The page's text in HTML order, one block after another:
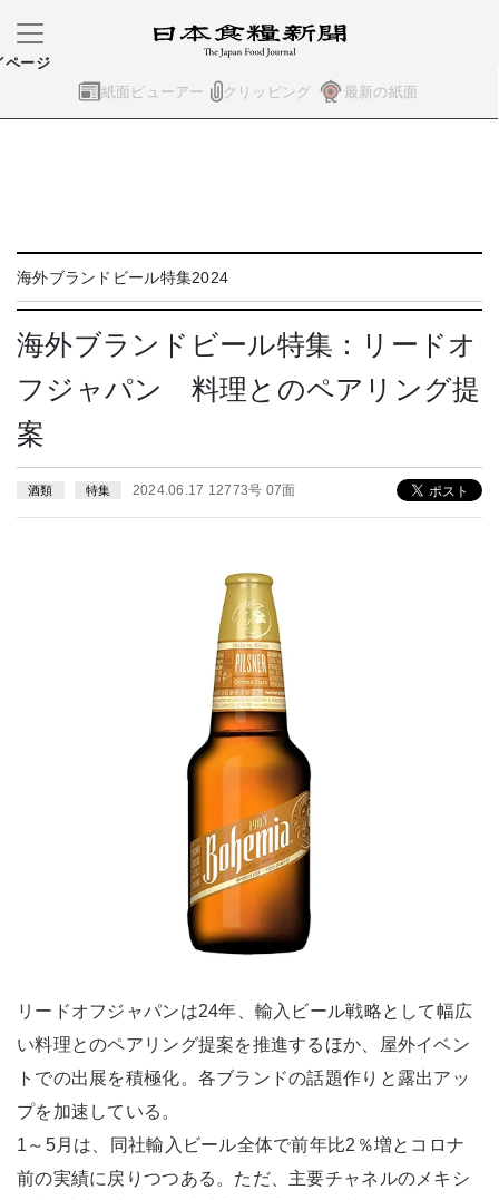
紙面ビューアー クリッピング 最新の紙面
ページ
海外ブランドビール特集2024
海外ブランドビール特集：リードオ
フジャパン 料理とのペアリング提
案
酒類 特集 2024.06.17 12773号 07面
リードオフジャパンは24年、輸入ビール戦略として幅広
い料理とのペアリング提案を推進するほか、屋外イベン
トでの出展を積極化。各ブランドの話題作りと露出アッ
プを加速している。
1～5月は、同社輸入ビール全体で前年比2％増とコロナ
前の実績に戻りつつある。ただ、主要チャネルのメキシ